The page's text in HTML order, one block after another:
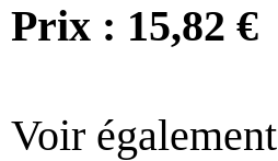
Prix : 15,82 €
Voir également